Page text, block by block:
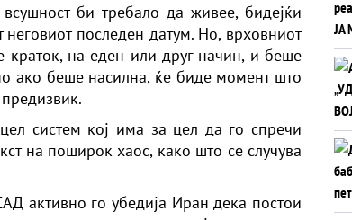
би требало да живее, бидејќи
последен датум. Но, врховниот
на еден или друг начин, и беше
ако беше насилна, ќе биде момент што
систем кој има за цел да го спречи
на поширок хаос, како што се случува
активно го убедија Иран дека постои